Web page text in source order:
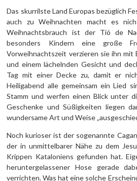
Das skurrilste Land Europas bezüglich
auch zu Weihnachten macht es
Weihnachtsbrauch ist der Tió de
besonders Kindern eine große
Vorweihnachtszeit verzieren sie ihn mit
und einem lächelnden Gesicht und
Tag mit einer Decke zu, damit er
Heiligabend alle gemeinsam ein Lied
Stamm und werfen einen Blick unter
Geschenke und Süßigkeiten liegen
wundersame Art und Weise
Noch kurioser ist der sogenannte
der in unmittelbarer Nähe zu dem
Krippen Kataloniens gefunden hat.
heruntergelassener Hose gerade
verrichten. Was hat eine solche